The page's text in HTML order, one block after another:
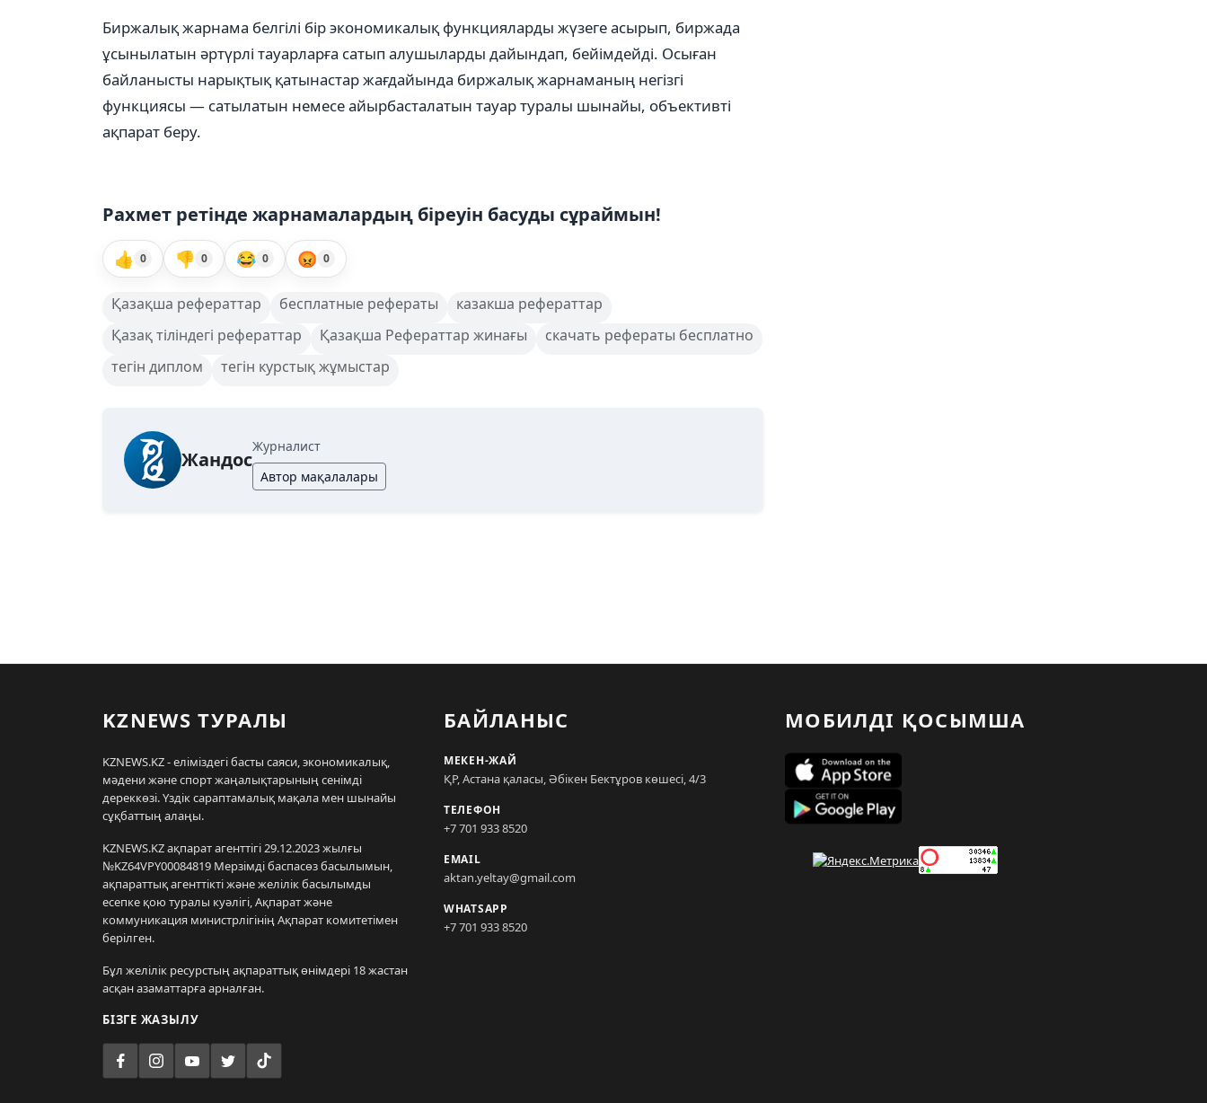
Биржалық жарнама белгілі бір экономикалық функцияларды жүзеге асырып, биржада
ұсынылатын әртүрлі тауарларға сатып алушыларды дайындап, бейімдейді. Осыған
байланысты нарықтық қатынастар жағдайында биржалық жарнаманың негізгі
функциясы — сатылатын немесе айырбасталатын тауар туралы шынайы, объективті
ақпарат беру.
Рахмет ретінде жарнамалардың біреуін басуды сұраймын!
👍 0 👎 0 😂 0 😡 0
Қазақша рефераттар бесплатные рефераты
казакша рефераттар
Қазақ тіліндегі рефераттар
Қазақша Рефераттар жинағы
скачать рефераты бесплатно
тегін диплом
тегін курстық жұмыстар
Жандос
Журналист
Автор мақалалары
KZNEWS ТУРАЛЫ
KZNEWS.KZ - еліміздегі басты саяси, экономикалық,
мәдени және спорт жаңалықтарының сенімді
дереккөзі. Үздік сараптамалық мақала мен шынайы
сұқбаттың алаңы.
KZNEWS.KZ ақпарат агенттігі 29.12.2023 жылғы
№KZ64VPY00084819 Мерзімді баспасөз басылымын,
ақпараттық агенттікті және желілік басылымды
есепке қою туралы куәлігі, Ақпарат және
коммуникация министрлігінің Ақпарат комитетімен
берілген.
Бұл желілік ресурстың ақпараттық өнімдері 18 жастан
асқан азаматтарға арналған.
БІЗГЕ ЖАЗЫЛУ
БАЙЛАНЫС
МЕКЕН-ЖАЙ
ҚР, Астана қаласы, Әбікен Бектұров көшесі, 4/3
ТЕЛЕФОН
+7 701 933 8520
EMAIL
aktan.yeltay@gmail.com
WHATSAPP
+7 701 933 8520
МОБИЛДІ ҚОСЫМША